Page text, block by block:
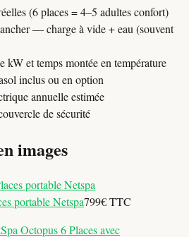
(6 places = 4–5 adultes confort)
— charge à vide + eau (souvent
kW et temps montée en température
inclus ou en option
annuelle estimée
de sécurité
images
portable Netspa799€ TTC